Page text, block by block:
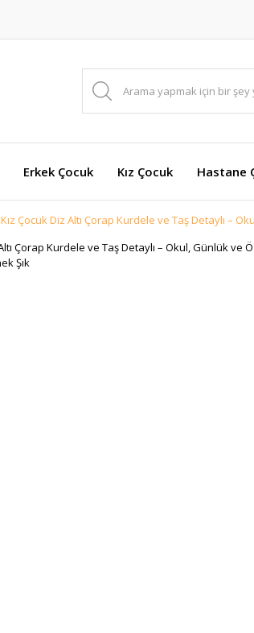
Erkek Çocuk Kız Çocuk Hastane
Kız Çocuk Diz Altı Çorap Kurdele ve Taş Detaylı –